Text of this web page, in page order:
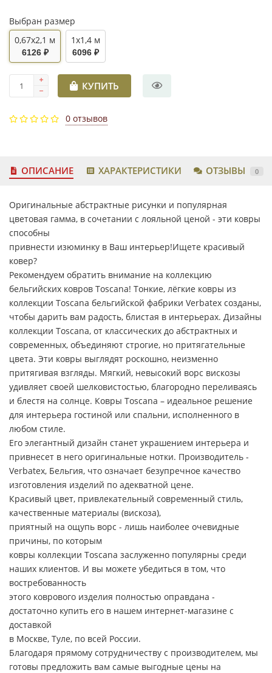
Выбран размер
0,67x2,1 м
6126 ₽
1x1,4 м
6096 ₽
КУПИТЬ
0 отзывов
ОПИСАНИЕ ХАРАКТЕРИСТИКИ ОТЗЫВЫ 0
Оригинальные абстрактные рисунки и популярная
цветовая гамма, в сочетании с лояльной ценой - эти ковры
способны
привнести изюминку в Ваш интерьер!Ищете красивый
ковер?
Рекомендуем обратить внимание на коллекцию
бельгийских ковров Toscana! Тонкие, лёгкие ковры из
коллекции Toscana бельгийской фабрики Verbatex созданы,
чтобы дарить вам радость, блистая в интерьерах. Дизайны
коллекции Toscana, от классических до абстрактных и
современных, объединяют строгие, но притягательные
цвета. Эти ковры выглядят роскошно, неизменно
притягивая взгляды. Мягкий, невысокий ворс вискозы
удивляет своей шелковистостью, благородно переливаясь
и блестя на солнце. Ковры Toscana – идеальное решение
для интерьера гостиной или спальни, исполненного в
любом стиле.
Его элегантный дизайн станет украшением интерьера и
привнесет в него оригинальные нотки. Производитель -
Verbatex, Бельгия, что означает безупречное качество
изготовления изделий по адекватной цене.
Красивый цвет, привлекательный современный стиль,
качественные материалы (вискоза),
приятный на ощупь ворс - лишь наиболее очевидные
причины, по которым
ковры коллекции Toscana заслуженно популярны среди
наших клиентов. И вы можете убедиться в том, что
востребованность
этого коврового изделия полностью оправдана -
достаточно купить его в нашем интернет-магазине с
доставкой
в Москве, Туле, по всей России.
Благодаря прямому сотрудничеству с производителем, мы
готовы предложить вам самые выгодные цены на